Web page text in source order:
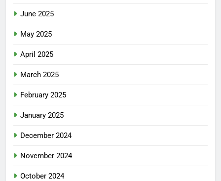
June 2025
May 2025
April 2025
March 2025
February 2025
January 2025
December 2024
November 2024
October 2024